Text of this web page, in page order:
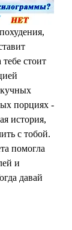
тебе стоит
порциях -
история,
с тобой.
помогла
и
давай